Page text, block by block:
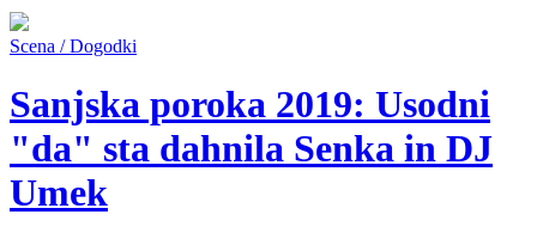
Scena / Dogodki
Sanjska poroka 2019: Usodni
"da" sta dahnila Senka in DJ
Umek